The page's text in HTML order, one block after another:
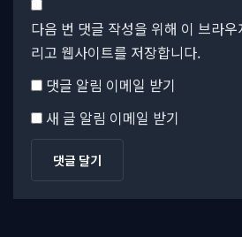
다음 번 댓글 작성을 위해 이 브라
리고 웹사이트를 저장합니다.
댓글 알림 이메일 받기
새 글 알림 이메일 받기